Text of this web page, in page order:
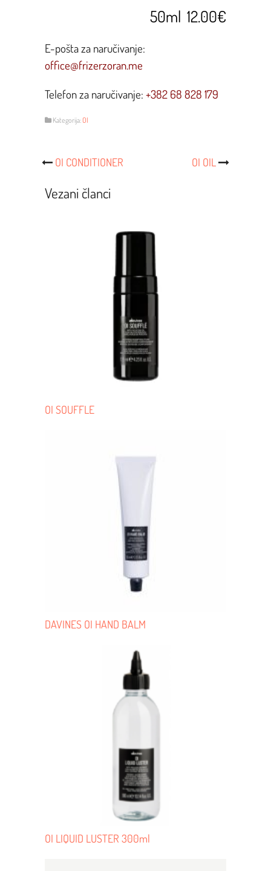
50ml 12.00€
E-pošta za naručivanje:
office@frizerzoran.me
Telefon za naručivanje: +382 68 828 179
Kategorija:OI
Post
Navigacija
OI CONDITIONER OI OIL
Vezani članci
OI SOUFFLE
DAVINES OI HAND BALM
OI LIQUID LUSTER 300ml